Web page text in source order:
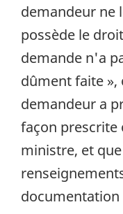
demandeur ne
possède le
demande n'a
dûment faite
demandeur a
façon prescrite
ministre, et